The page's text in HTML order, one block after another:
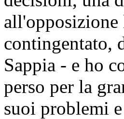
contingentato,
Sappia - e ho
perso per la
suoi problemi